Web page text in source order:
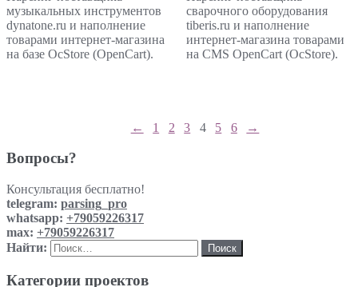
музыкальных инструментов
dynatone.ru и наполнение
товарами интернет-магазина
на базе OcStore (OpenCart).
сварочного оборудования
tiberis.ru и наполнение
интернет-магазина товарами
на CMS OpenCart (OcStore).
← 1 2 3 4 5 6 →
Вопросы?
Консультация бесплатно!
telegram: parsing_pro
whatsapp: +79059226317
max: +79059226317
Найти:
Категории проектов